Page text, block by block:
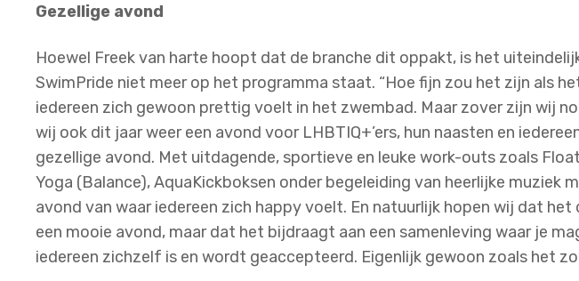
Gezellige avond
Hoewel Freek van harte hoopt dat de branche dit oppakt, is het
SwimPride niet meer op het programma staat. “Hoe fijn zou het zijn als
iedereen zich gewoon prettig voelt in het zwembad. Maar zover zijn wij
wij ook dit jaar weer een avond voor LHBTIQ+’ers, hun naasten en
gezellige avond. Met uitdagende, sportieve en leuke work-outs zoals
Yoga (Balance), AquaKickboksen onder begeleiding van heerlijke muziek
avond van waar iedereen zich happy voelt. En natuurlijk hopen wij dat
een mooie avond, maar dat het bijdraagt aan een samenleving waar je
iedereen zichzelf is en wordt geaccepteerd. Eigenlijk gewoon zoals het